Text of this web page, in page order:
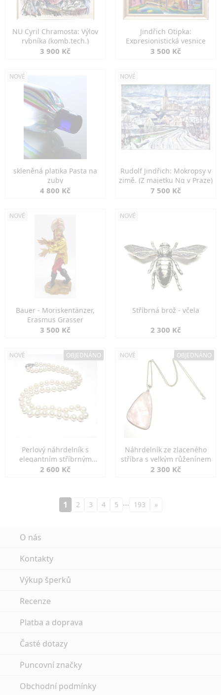
NU Cyril Chramosta: Výlov
rybníka (komb.tech.)
3 900 Kč
Jindřich Otipka:
Expresionistická vesnice
3 500 Kč
NOVÉ
skleněná platika Pasta na
zuby
4 800 Kč
NOVÉ
Rudolf Jindřich: Mokropsy v
zimě. (Z majetku Ng v Praze)
7 500 Kč
NOVÉ
Bauer - Moriskentänzer,
Erasmus Grasser
3 500 Kč
NOVÉ
Stříbrná brož - včela
2 300 Kč
NOVÉ OBJEDNÁNO
Perlový náhrdelník s
elegantním stříbrným
zapínáním
2 600 Kč
NOVÉ OBJEDNÁNO
Náhrdelník ze zlaceného
stříbra s velkým růženínem
2 300 Kč
1 2 3 4 5 … 193 »
O nás
Kontakty
Výkup šperků
Recenze
Platba a doprava
Časté dotazy
Puncovní značky
Obchodní podmínky